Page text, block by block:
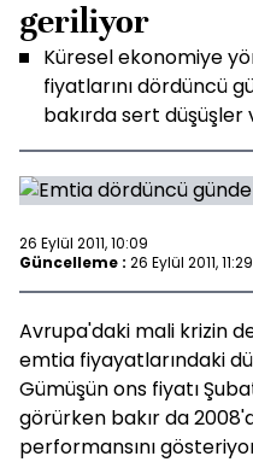
geriliyor
Küresel ekonomiye
fiyatlarını dördüncü
bakırda sert düşüşler
26 Eylül 2011, 10:09
Güncelleme : 26 Eylül 2011, 11:29
Avrupa'daki mali krizin
emtia fiyayatlarındaki
Gümüşün ons fiyatı
görürken bakır da
performansını